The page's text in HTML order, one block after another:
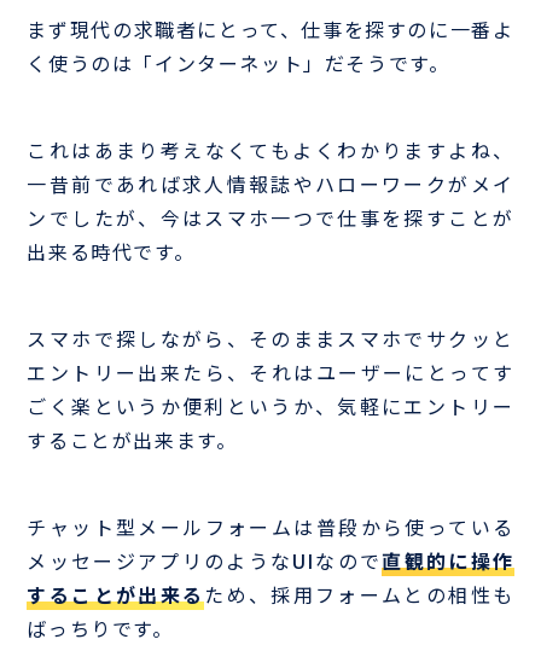
まず現代の求職者にとって、仕事を探すのに一番よ
く使うのは「インターネット」だそうです。
これはあまり考えなくてもよくわかりますよね、
一昔前であれば求人情報誌やハローワークがメイ
ンでしたが、今はスマホ一つで仕事を探すことが
出来る時代です。
スマホで探しながら、そのままスマホでサクッと
エントリー出来たら、それはユーザーにとってす
ごく楽というか便利というか、気軽にエントリー
することが出来ます。
チャット型メールフォームは普段から使っている
メッセージアプリのようなUIなので直観的に操作
することが出来るため、採用フォームとの相性も
ばっちりです。